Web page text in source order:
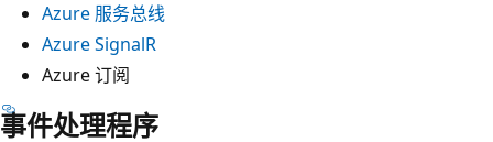
Azure 服务总线
Azure SignalR
Azure 订阅
事件处理程序